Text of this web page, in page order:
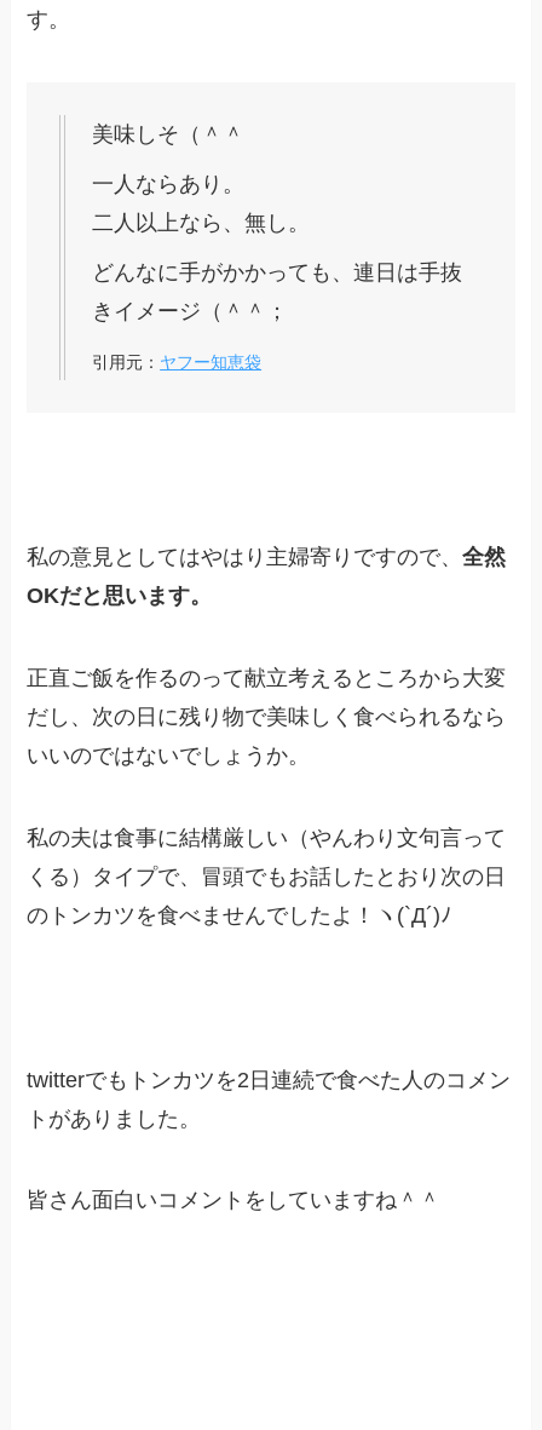
す。
美味しそ（＾＾
一人ならあり。
二人以上なら、無し。
どんなに手がかかっても、連日は手抜
きイメージ（＾＾；
引用元： ヤフー知恵袋
私の意見としてはやはり主婦寄りですので、全然
OKだと思います。
正直ご飯を作るのって献立考えるところから大変
だし、次の日に残り物で美味しく食べられるなら
いいのではないでしょうか。
私の夫は食事に結構厳しい（やんわり文句言って
くる）タイプで、冒頭でもお話したとおり次の日
のトンカツを食べませんでしたよ！ヽ(`Д´)ﾉ
twitterでもトンカツを2日連続で食べた人のコメン
トがありました。
皆さん面白いコメントをしていますね＾＾